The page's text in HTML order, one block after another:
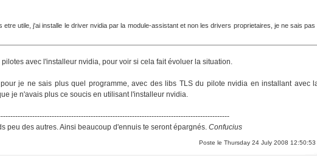
etre utile, j'ai installe le driver nvidia par la module-assistant et non les drivers proprietaires, je ne sais pas
avec l'installeur nvidia, pour voir si cela fait évoluer la situation.
je ne sais plus quel programme, avec des libs TLS du pilote nvidia en installant avec
je n'avais plus ce soucis en utilisant l'installeur nvidia.
peu des autres. Ainsi beaucoup d'ennuis te seront épargnés.Confucius
Poste le Thursday 24 July 2008 12:50:53